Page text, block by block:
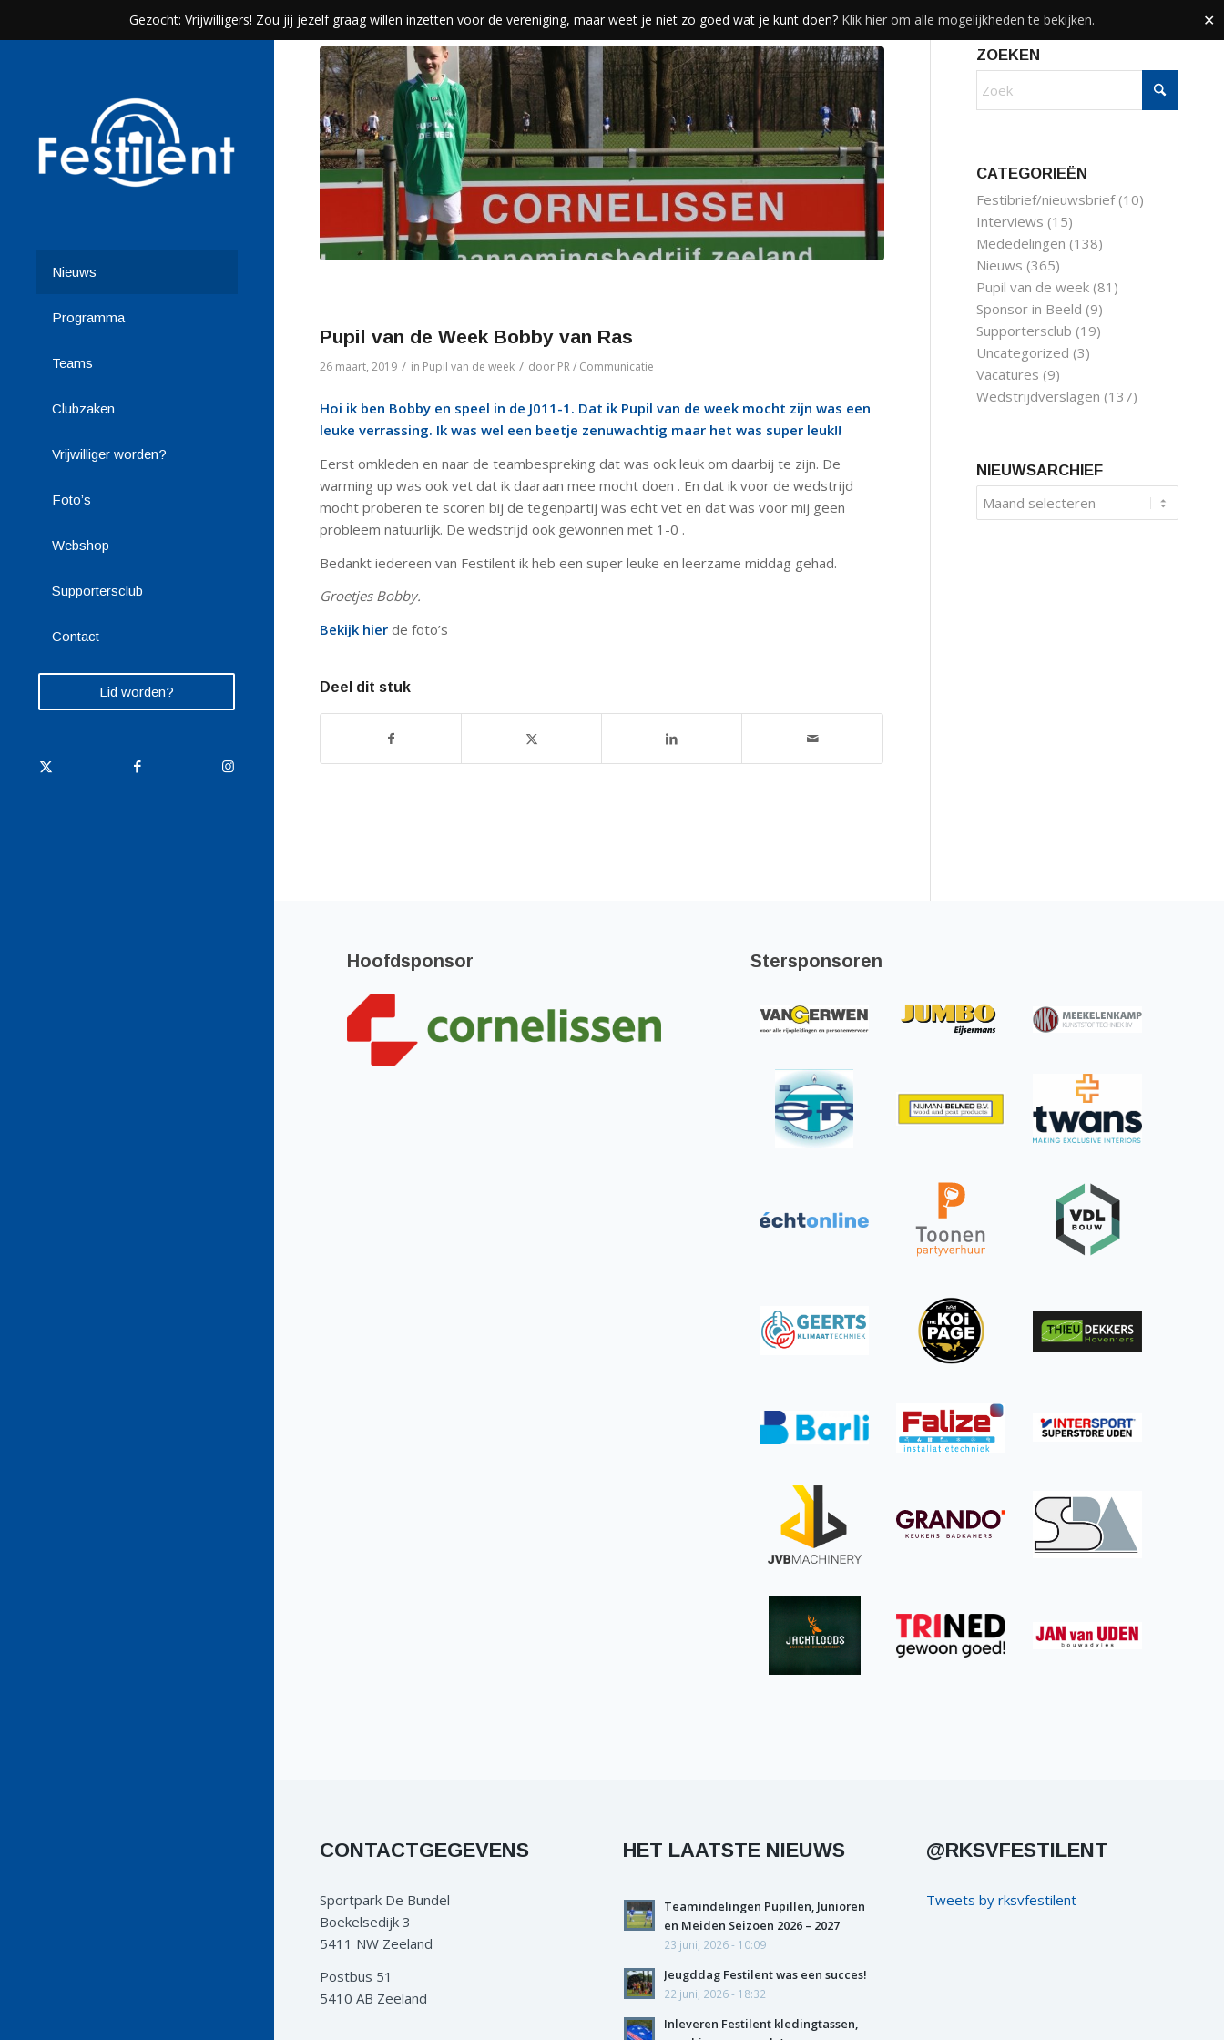
Gezocht: Vrijwilligers! Zou jij jezelf graag willen inzetten voor de vereniging, maar weet je niet zo goed wat je kunt doen? Klik hier om alle mogelijkheden te bekijken. ✕
Nieuws
Programma
Teams
Clubzaken
Vrijwilliger worden?
Foto’s
Webshop
Supportersclub
Contact
Lid worden?
Pupil van de Week Bobby van Ras
26 maart, 2019 / in Pupil van de week / door PR / Communicatie
Hoi ik ben Bobby en speel in de J011-1. Dat ik Pupil van de week mocht zijn was een
leuke verrassing. Ik was wel een beetje zenuwachtig maar het was super leuk!!
Eerst omkleden en naar de teambespreking dat was ook leuk om daarbij te zijn. De
warming up was ook vet dat ik daaraan mee mocht doen . En dat ik voor de wedstrijd
mocht proberen te scoren bij de tegenpartij was echt vet en dat was voor mij geen
probleem natuurlijk. De wedstrijd ook gewonnen met 1-0 .
Bedankt iedereen van Festilent ik heb een super leuke en leerzame middag gehad.
Groetjes Bobby.
Bekijk hier de foto’s
Deel dit stuk
ZOEKEN
CATEGORIEËN
Festibrief/nieuwsbrief(10)
Interviews (15)
Mededelingen (138)
Nieuws (365)
Pupil van de week(81)
Sponsor in Beeld (9)
Supportersclub (19)
Uncategorized (3)
Vacatures (9)
Wedstrijdverslagen (137)
NIEUWSARCHIEF
Hoofdsponsor Stersponsoren
CONTACTGEGEVENS
Sportpark De Bundel
Boekelsedijk 3
5411 NW Zeeland
Postbus 51
5410 AB Zeeland
HET LAATSTE NIEUWS
Teamindelingen Pupillen, Junioren
en Meiden Seizoen 2026 – 2027
23 juni, 2026 - 10:09
Jeugddag Festilent was een succes!
22 juni, 2026 - 18:32
Inleveren Festilent kledingtassen,
@RKSVFESTILENT
Tweets by rksvfestilent